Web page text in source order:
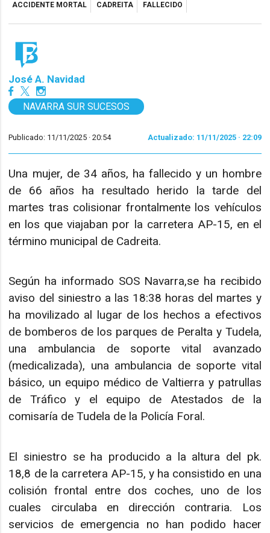
ACCIDENTE MORTAL CADREITA FALLECIDO
José A. Navidad
NAVARRA SUR SUCESOS
Publicado: 11/11/2025 ·20:54 Actualizado: 11/11/2025 · 22:09
Una mujer, de 34 años, ha fallecido y un hombre
de 66 años ha resultado herido la tarde del
martes tras colisionar frontalmente los vehículos
en los que viajaban por la carretera AP-15, en el
término municipal de Cadreita.
Según ha informado SOS Navarra,se ha recibido
aviso del siniestro a las 18:38 horas del martes y
ha movilizado al lugar de los hechos a efectivos
de bomberos de los parques de Peralta y Tudela,
una ambulancia de soporte vital avanzado
(medicalizada), una ambulancia de soporte vital
básico, un equipo médico de Valtierra y patrullas
de Tráfico y el equipo de Atestados de la
comisaría de Tudela de la Policía Foral.
El siniestro se ha producido a la altura del pk.
18,8 de la carretera AP-15, y ha consistido en una
colisión frontal entre dos coches, uno de los
cuales circulaba en dirección contraria. Los
servicios de emergencia no han podido hacer